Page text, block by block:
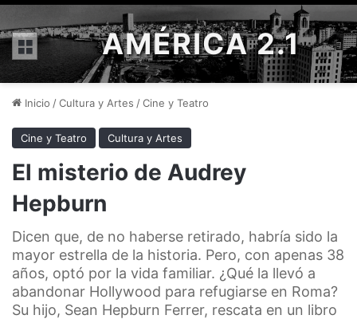
Menú AMÉRICA 2.1
Inicio /Cultura y Artes /Cine y Teatro
Cine y Teatro Cultura y Artes
El misterio de Audrey
Hepburn
Dicen que, de no haberse retirado, habría sido la
mayor estrella de la historia. Pero, con apenas 38
años, optó por la vida familiar. ¿Qué la llevó a
abandonar Hollywood para refugiarse en Roma?
Su hijo, Sean Hepburn Ferrer, rescata en un libro